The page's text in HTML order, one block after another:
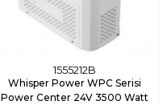
1555212B
Whisper Power WPC Serisi
Power Center 24V 3500 Watt